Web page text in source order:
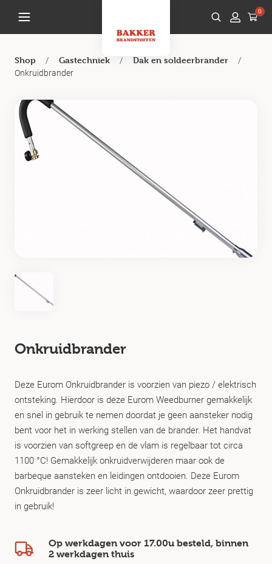
0
Shop / Gastechniek / Dak en soldeerbrander
/
Onkruidbrander
Onkruidbrander
Deze Eurom Onkruidbrander is voorzien van piezo / elektrisch
ontsteking. Hierdoor is deze Eurom Weedburner gemakkelijk
en snel in gebruik te nemen doordat je geen aansteker nodig
bent voor het in werking stellen van de brander. Het handvat
is voorzien van softgreep en de vlam is regelbaar tot circa
1100 °C! Gemakkelijk onkruidverwijderen maar ook de
barbeque aansteken en leidingen ontdooien. Deze Eurom
Onkruidbrander is zeer licht in gewicht, waardoor zeer prettig
in gebruik!
Op werkdagen voor 17.00u besteld, binnen
2 werkdagen thuis